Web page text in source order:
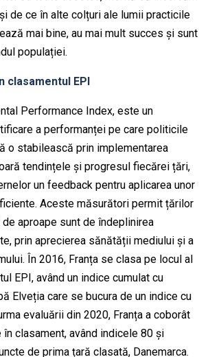
de ce în alte colțuri ale lumii practicile
mai bine, au mai mult succes și sunt
populației.
clasamentul EPI
Performance Index, este un
a performanței pe care politicile
o stabilească prin implementarea
tendințele și progresul fiecărei țări,
un feedback pentru aplicarea unor
Aceste măsurători permit țărilor
aproape sunt de îndeplinirea
prin aprecierea sănătății mediului și a
În 2016, Franța se clasa pe locul al
EPI, având un indice cumulat cu
Elveția care se bucura de un indice cu
evaluării din 2020, Franța a coborât
clasament, având indicele 80 și
de prima țară clasată, Danemarca.